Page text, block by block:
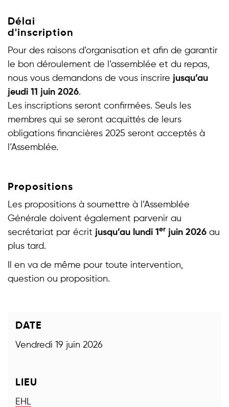
Délai
d'inscription
Pour des raisons d’organisation et afin de garantir
le bon déroulement de l’assemblée et du repas,
nous vous demandons de vous inscrire jusqu’au
jeudi 11 juin 2026.
Les inscriptions seront confirmées. Seuls les
membres qui se seront acquittés de leurs
obligations financières 2025 seront acceptés à
l’Assemblée.
Propositions
Les propositions à soumettre à l’Assemblée
Générale doivent également parvenir au
secrétariat par écrit jusqu’au lundi 1 er juin 2026 au
plus tard.
Il en va de même pour toute intervention,
question ou proposition.
DATE
Vendredi 19 juin 2026
LIEU
EHL